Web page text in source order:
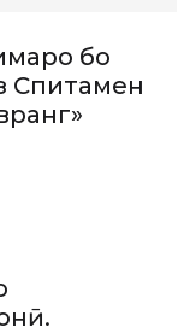
бо
Спитамен